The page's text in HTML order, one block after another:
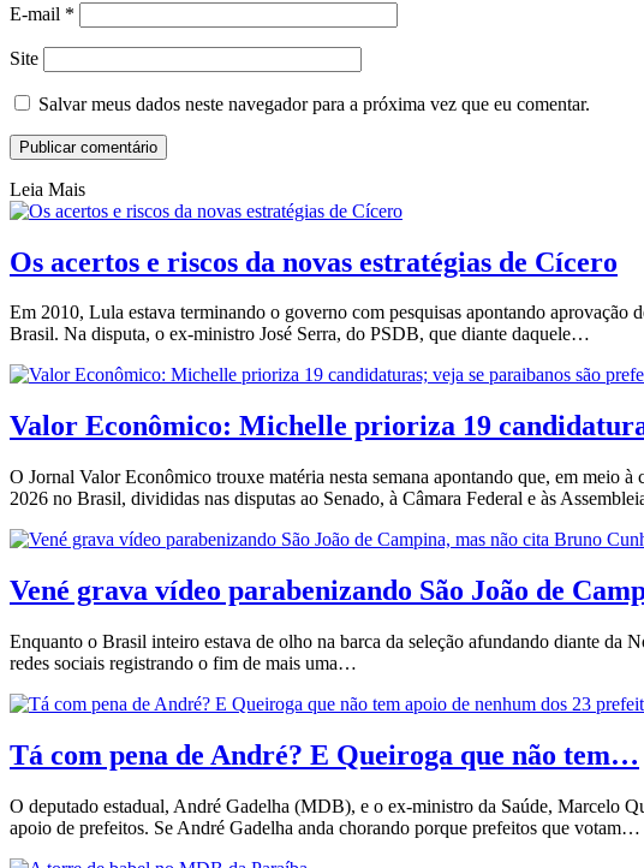
E-mail *
Site
Salvar meus dados neste navegador para a próxima vez que eu comentar.
Leia Mais
Os acertos e riscos da novas estratégias de Cícero
Em 2010, Lula estava terminando o governo com pesquisas apontando
Brasil. Na disputa, o ex-ministro José Serra, do PSDB, que diante daquele…
Valor Econômico: Michelle prioriza 19
O Jornal Valor Econômico trouxe matéria nesta semana apontando que, em meio
2026 no Brasil, divididas nas disputas ao Senado, à Câmara Federal e às
Vené grava vídeo parabenizando São João de
Enquanto o Brasil inteiro estava de olho na barca da seleção afundando diante
redes sociais registrando o fim de mais uma…
Tá com pena de André? E Queiroga que não tem…
O deputado estadual, André Gadelha (MDB), e o ex-ministro da Saúde, Marcelo
apoio de prefeitos. Se André Gadelha anda chorando porque prefeitos que votam…